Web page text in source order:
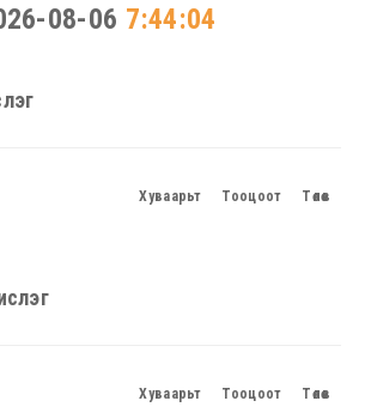
08-06 7:44:04
Хуваарьт Тооцоот Төлөв
Хуваарьт Тооцоот Төлөв